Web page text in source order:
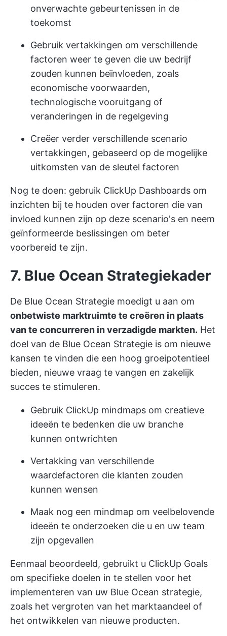
onverwachte gebeurtenissen in de
toekomst
Gebruik vertakkingen om verschillende
factoren weer te geven die uw bedrijf
zouden kunnen beïnvloeden, zoals
economische voorwaarden,
technologische vooruitgang of
veranderingen in de regelgeving
Creëer verder verschillende scenario
vertakkingen, gebaseerd op de mogelijke
uitkomsten van de sleutel factoren
Nog te doen: gebruik ClickUp Dashboards om
inzichten bij te houden over factoren die van
invloed kunnen zijn op deze scenario's en neem
geïnformeerde beslissingen om beter
voorbereid te zijn.
7. Blue Ocean Strategiekader
De Blue Ocean Strategie moedigt u aan om
onbetwiste marktruimte te creëren in plaats
van te concurreren in verzadigde markten. Het
doel van de Blue Ocean Strategie is om nieuwe
kansen te vinden die een hoog groeipotentieel
bieden, nieuwe vraag te vangen en zakelijk
succes te stimuleren.
Gebruik ClickUp mindmaps om creatieve
ideeën te bedenken die uw branche
kunnen ontwrichten
Vertakking van verschillende
waardefactoren die klanten zouden
kunnen wensen
Maak nog een mindmap om veelbelovende
ideeën te onderzoeken die u en uw team
zijn opgevallen
Eenmaal beoordeeld, gebruikt u ClickUp Goals
om specifieke doelen in te stellen voor het
implementeren van uw Blue Ocean strategie,
zoals het vergroten van het marktaandeel of
het ontwikkelen van nieuwe producten.